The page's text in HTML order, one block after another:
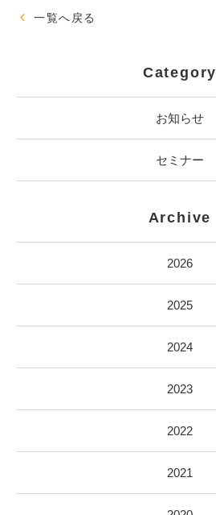
一覧へ戻る
Category
お知らせ
セミナー
Archive
2026
2025
2024
2023
2022
2021